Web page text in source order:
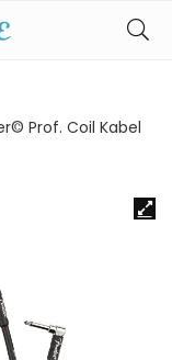
Prof. Coil Kabel